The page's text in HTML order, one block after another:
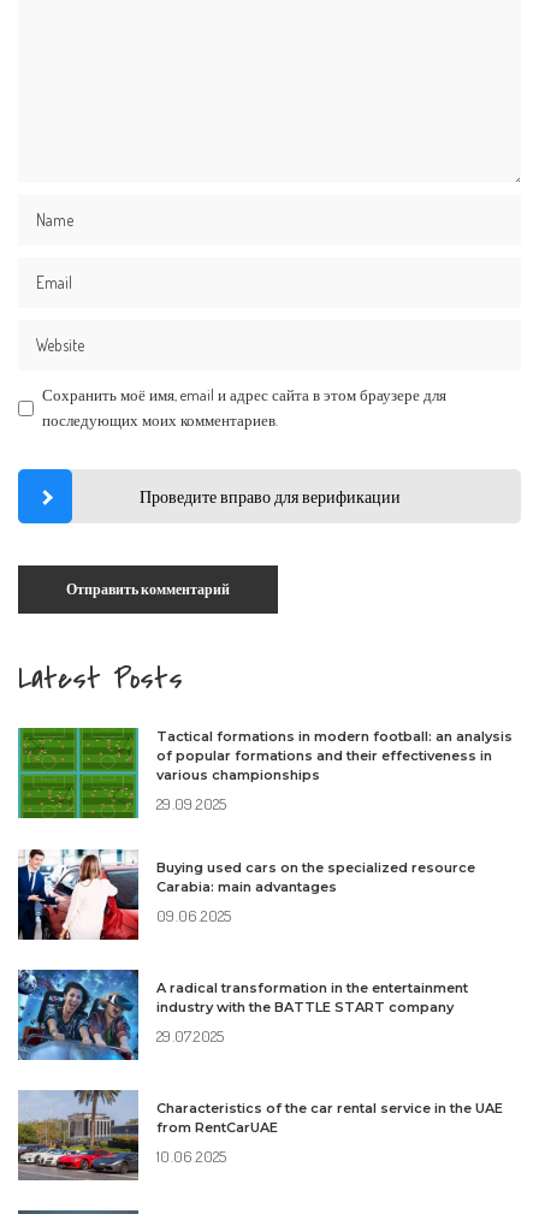
Сохранить моё имя, email и адрес сайта в этом браузере для
последующих моих комментариев.
Проведите вправо для верификации
Latest Posts
Tactical formations in modern football: an analysis
of popular formations and their effectiveness in
various championships
29.09.2025
Buying used cars on the specialized resource
Carabia: main advantages
09.06.2025
A radical transformation in the entertainment
industry with the BATTLE START company
29.07.2025
Characteristics of the car rental service in the UAE
from RentCarUAE
10.06.2025